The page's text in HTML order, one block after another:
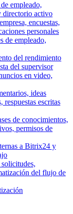
empleado,
directorio activo
encuestas,
personales
de empleado,
del rendimiento
del supervisor
en video,
ideas
escritas
de conocimientos,
permisos de
a Bitrix24 y
del flujo de